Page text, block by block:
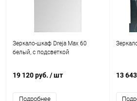
Зеркало-шкаф Dreja Max 60
белый, с подсветкой
19 120 руб. / шт
Подробнее
13